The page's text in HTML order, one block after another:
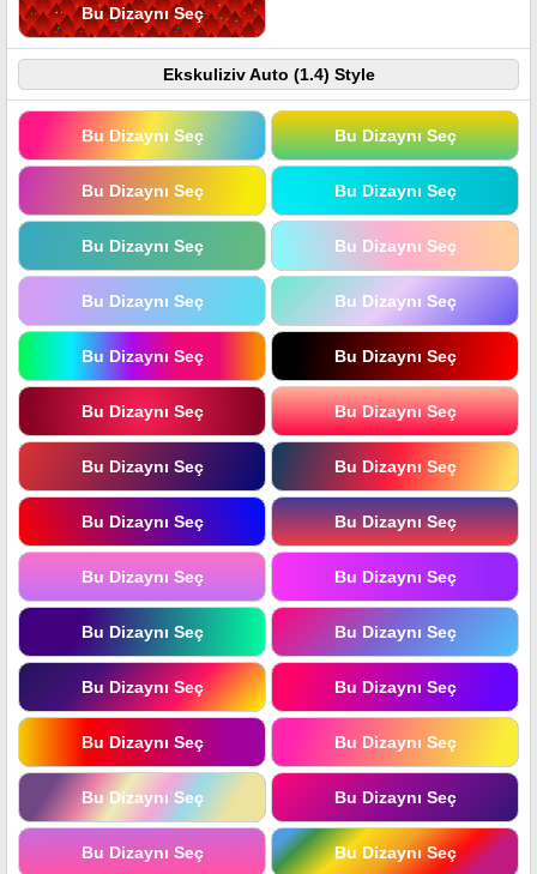
Bu Dizaynı Seç
Ekskuliziv Auto (1.4) Style
Bu Dizaynı Seç Bu Dizaynı Seç
Bu Dizaynı Seç Bu Dizaynı Seç
Bu Dizaynı Seç Bu Dizaynı Seç
Bu Dizaynı Seç Bu Dizaynı Seç
Bu Dizaynı Seç Bu Dizaynı Seç
Bu Dizaynı Seç Bu Dizaynı Seç
Bu Dizaynı Seç Bu Dizaynı Seç
Bu Dizaynı Seç Bu Dizaynı Seç
Bu Dizaynı Seç Bu Dizaynı Seç
Bu Dizaynı Seç Bu Dizaynı Seç
Bu Dizaynı Seç Bu Dizaynı Seç
Bu Dizaynı Seç Bu Dizaynı Seç
Bu Dizaynı Seç Bu Dizaynı Seç
Bu Dizaynı Seç Bu Dizaynı Seç